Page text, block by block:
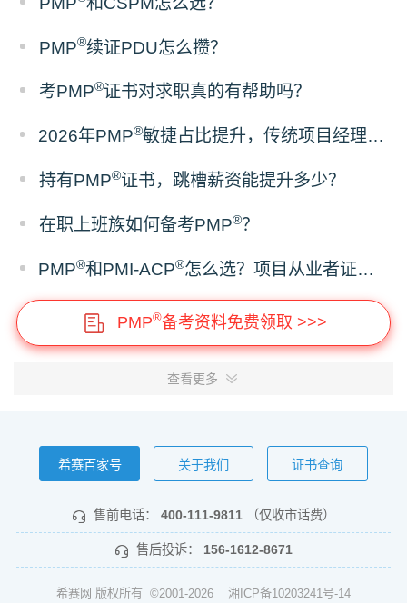
PMP®续证PDU怎么攒？
考PMP®证书对求职真的有帮助吗？
2026年PMP®敏捷占比提升，传统项目经理该如何备考？
持有PMP®证书，跳槽薪资能提升多少？
在职上班族如何备考PMP®？
PMP®和PMI-ACP®怎么选？项目从业者证书报考建议
PMP®备考资料免费领取 >>>
查看更多
希赛百家号 关于我们 证书查询
售前电话： 400-111-9811 （仅收市话费）
售后投诉： 156-1612-8671
希赛网 版权所有 ©2001-2026 湘ICP备10203241号-14